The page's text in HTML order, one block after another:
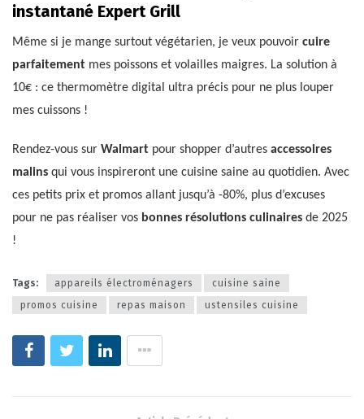
instantané Expert Grill
Même si je mange surtout végétarien, je veux pouvoir cuire
parfaitement mes poissons et volailles maigres. La solution à
10€ : ce thermomètre digital ultra précis pour ne plus louper
mes cuissons !
Rendez-vous sur Walmart pour shopper d’autres accessoires
malins qui vous inspireront une cuisine saine au quotidien. Avec
ces petits prix et promos allant jusqu’à -80%, plus d’excuses
pour ne pas réaliser vos bonnes résolutions culinaires de 2025
!
Tags: appareils électroménagers
cuisine saine
promos cuisine
repas maison ustensiles cuisine